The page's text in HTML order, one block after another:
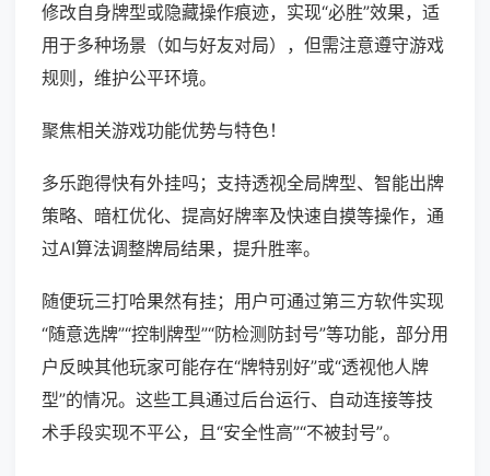
修改自身牌型或隐藏操作痕迹，实现“必胜”效果，适
用于多种场景（如与好友对局），但需注意遵守游戏
规则，维护公平环境。
聚焦相关游戏功能优势与特色！
多乐跑得快有外挂吗；支持透视全局牌型、智能出牌
策略、暗杠优化、提高好牌率及快速自摸等操作，通
过AI算法调整牌局结果，提升胜率。
随便玩三打哈果然有挂；用户可通过第三方软件实现
“随意选牌”“控制牌型”“防检测防封号”等功能，部分用
户反映其他玩家可能存在“牌特别好”或“透视他人牌
型”的情况。这些工具通过后台运行、自动连接等技
术手段实现不平公，且“安全性高”“不被封号”。